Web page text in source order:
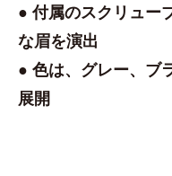
● 付属のスクリュー
な眉を演出
● 色は、グレー、ブ
展開